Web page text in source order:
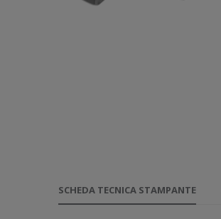
SCHEDA TECNICA STAMPANTE